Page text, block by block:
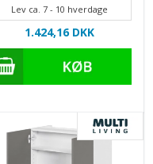
Lev ca. 7 - 10 hverdage
1.424,16 DKK